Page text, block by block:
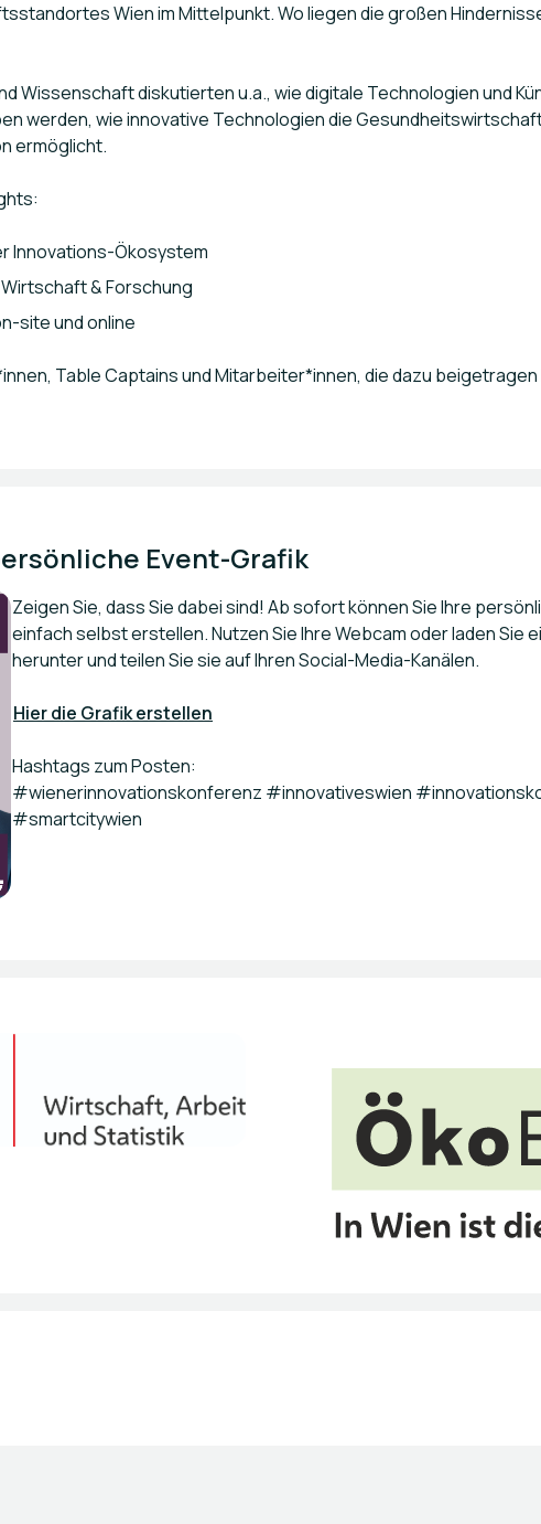
Wien im Mittelpunkt. Wo liegen die großen
Wissenschaft diskutierten u.a., wie digitale Technologien und
werden, wie innovative Technologien die
ermöglicht.
Innovations-Ökosystem
& Forschung
site und online
Table Captains und Mitarbeiter*innen, die dazu
Event-Grafik
Zeigen Sie, dass Sie dabei sind! Ab sofort können Sie Ihre
einfach selbst erstellen. Nutzen Sie Ihre Webcam oder laden Sie
herunter und teilen Sie sie auf Ihren Social-Media-Kanälen.
Hier die Grafik erstellen
Hashtags zum Posten:
#wienerinnovationskonferenz #innovativeswien
#smartcitywien